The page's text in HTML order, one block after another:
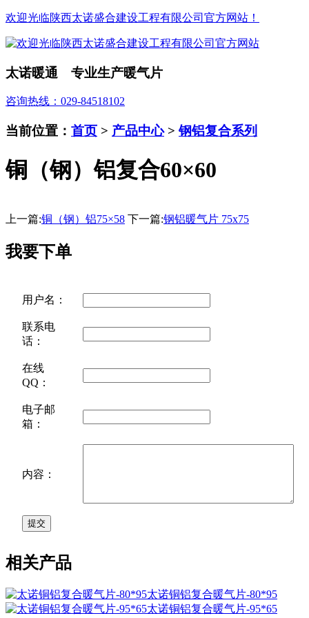
欢迎光临陕西太诺盛合建设工程有限公司官方网站！
太诺暖通 专业生产暖气片
咨询热线：029-84518102
当前位置： 首页 > 产品中心>钢铝复合系列
铜（钢）铝复合60×60
上一篇:铜（钢）铝75×58 下一篇:钢铝暖气片 75x75
我要下单
用户名：
联系电
话：
在线
QQ：
电子邮
箱：
内容：
相关产品
太诺铜铝复合暖气片-80*95
太诺铜铝复合暖气片-95*65